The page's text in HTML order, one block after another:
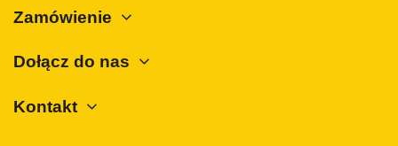
Zamówienie
Dołącz do nas
Kontakt